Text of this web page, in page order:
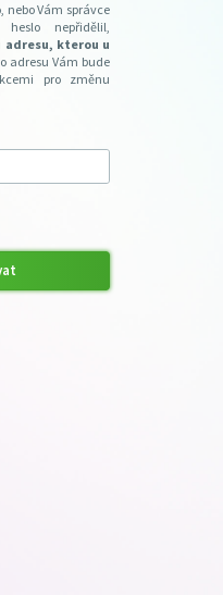
nebo Vám správce
nepřidělil,
adresu, kterou u
adresu Vám bude
pro změnu